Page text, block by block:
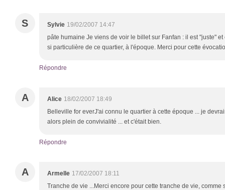
S Sylvie 19/02/2007 14:47
pâte humaine Je viens de voir le billet sur Fanfan : il est "juste"
si particulière de ce quartier, à l'époque. Merci pour cette
Répondre
A Alice 18/02/2007 18:49
Belleville for everJ'ai connu le quartier à cette époque ... je
alors plein de convivialité ... et c'était bien.
Répondre
A Armelle 17/02/2007 18:11
Tranche de vie ...Merci encore pour cette tranche de vie, comme